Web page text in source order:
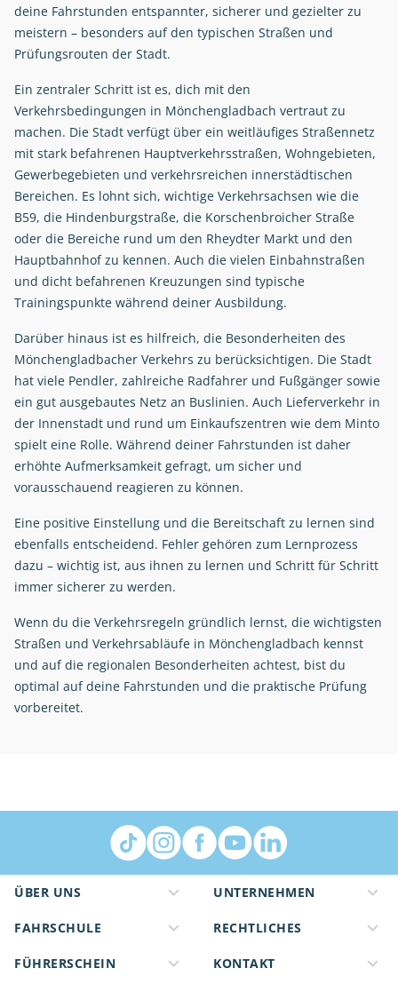
deine Fahrstunden entspannter, sicherer und gezielter zu
meistern – besonders auf den typischen Straßen und
Prüfungsrouten der Stadt.
Ein zentraler Schritt ist es, dich mit den
Verkehrsbedingungen in Mönchengladbach vertraut zu
machen. Die Stadt verfügt über ein weitläufiges Straßennetz
mit stark befahrenen Hauptverkehrsstraßen, Wohngebieten,
Gewerbegebieten und verkehrsreichen innerstädtischen
Bereichen. Es lohnt sich, wichtige Verkehrsachsen wie die
B59, die Hindenburgstraße, die Korschenbroicher Straße
oder die Bereiche rund um den Rheydter Markt und den
Hauptbahnhof zu kennen. Auch die vielen Einbahnstraßen
und dicht befahrenen Kreuzungen sind typische
Trainingspunkte während deiner Ausbildung.
Darüber hinaus ist es hilfreich, die Besonderheiten des
Mönchengladbacher Verkehrs zu berücksichtigen. Die Stadt
hat viele Pendler, zahlreiche Radfahrer und Fußgänger sowie
ein gut ausgebautes Netz an Buslinien. Auch Lieferverkehr in
der Innenstadt und rund um Einkaufszentren wie dem Minto
spielt eine Rolle. Während deiner Fahrstunden ist daher
erhöhte Aufmerksamkeit gefragt, um sicher und
vorausschauend reagieren zu können.
Eine positive Einstellung und die Bereitschaft zu lernen sind
ebenfalls entscheidend. Fehler gehören zum Lernprozess
dazu – wichtig ist, aus ihnen zu lernen und Schritt für Schritt
immer sicherer zu werden.
Wenn du die Verkehrsregeln gründlich lernst, die wichtigsten
Straßen und Verkehrsabläufe in Mönchengladbach kennst
und auf die regionalen Besonderheiten achtest, bist du
optimal auf deine Fahrstunden und die praktische Prüfung
vorbereitet.
ÜBER UNS
FAHRSCHULE
FÜHRERSCHEIN
UNTERNEHMEN
RECHTLICHES
KONTAKT